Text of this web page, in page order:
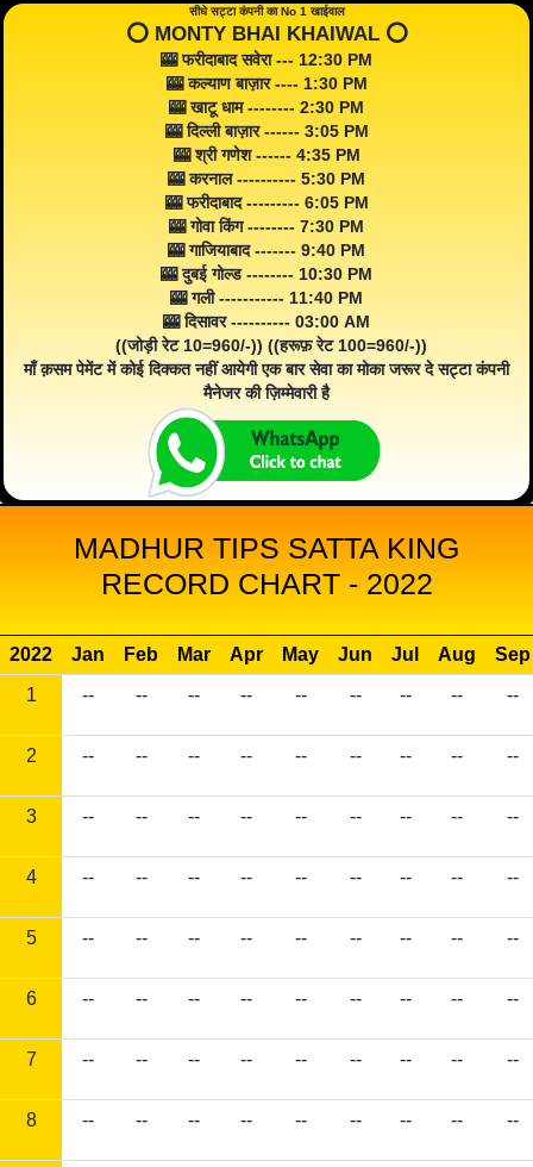
सीधे सट्टा कंपनी का No 1 खाईवाल
⭕️ MONTY BHAI KHAIWAL ⭕️
🎰 फरीदाबाद सवेरा --- 12:30 PM
🎰 कल्याण बाज़ार ---- 1:30 PM
🎰 खाटू धाम -------- 2:30 PM
🎰 दिल्ली बाज़ार ------ 3:05 PM
🎰 श्री गणेश ------ 4:35 PM
🎰 करनाल ---------- 5:30 PM
🎰 फरीदाबाद --------- 6:05 PM
🎰 गोवा किंग -------- 7:30 PM
🎰 गाजियाबाद ------- 9:40 PM
🎰 दुबई गोल्ड -------- 10:30 PM
🎰 गली ----------- 11:40 PM
🎰 दिसावर ---------- 03:00 AM
((जोड़ी रेट 10=960/-)) ((हरूफ़ रेट 100=960/-))
माँ क़सम पेमेंट में कोई दिक्कत नहीं आयेगी एक बार सेवा का मोका जरूर दे सट्टा कंपनी
मैनेजर की ज़िम्मेवारी है
MADHUR TIPS SATTA KING
RECORD CHART - 2022
2022 Jan Feb Mar Apr May Jun Jul Aug
Sep
1
-- -- -- -- -- -- -- -- --
2 -- -- -- -- -- -- -- -- --
3 -- -- -- -- -- -- -- -- --
4 -- -- -- -- -- -- -- -- --
5 -- -- -- -- -- -- -- -- --
6 -- -- -- -- -- -- -- -- --
7 -- -- -- -- -- -- -- -- --
8 -- -- -- -- -- -- -- -- --